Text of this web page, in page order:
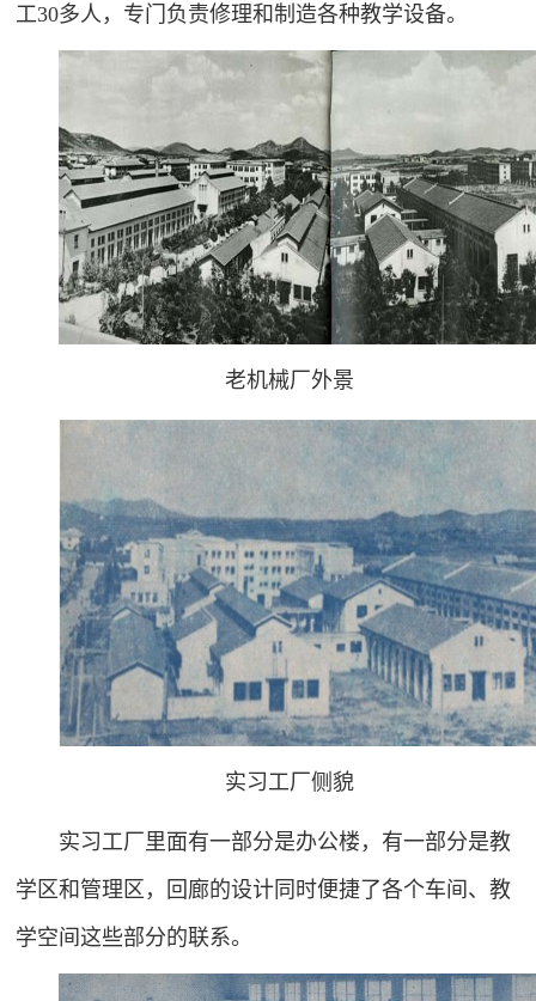
工30多人，专门负责修理和制造各种教学设备。
老机械厂外景
实习工厂侧貌
实习工厂里面有一部分是办公楼，有一部分是教
学区和管理区，回廊的设计同时便捷了各个车间、教
学空间这些部分的联系。